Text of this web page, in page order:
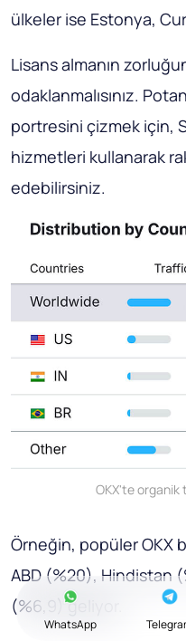
ülkeler ise Estonya,
Lisans almanın
odaklanmalısınız.
portresini çizmek için,
hizmetleri kullanarak
edebilirsiniz.
OKX'te organik
Örneğin, popüler OKX
ABD (%20), Hindistan
(%6,9) geliyor.
WhatsApp